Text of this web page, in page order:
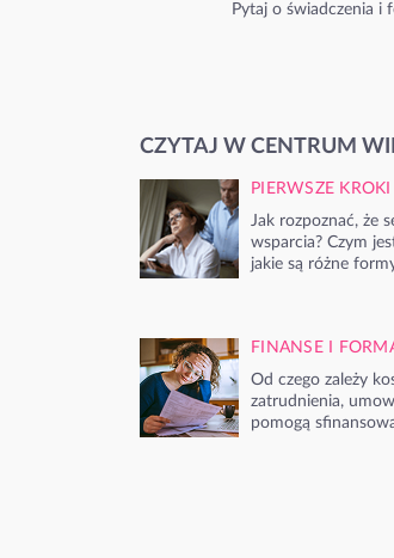
Pytaj o świadczenia i
CZYTAJ W CENTRUM
PIERWSZE KROKI
Jak rozpoznać, że
wsparcia? Czym
jakie są różne
FINANSE I
Od czego zależy
zatrudnienia,
pomogą